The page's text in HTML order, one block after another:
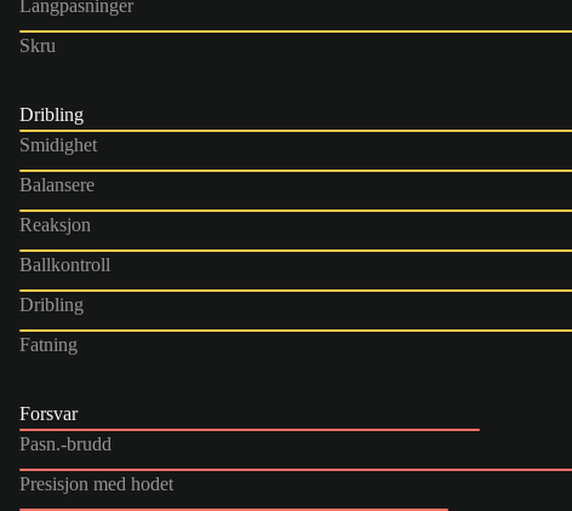
Langpasninger
Skru
Dribling
Smidighet
Balansere
Reaksjon
Ballkontroll
Dribling
Fatning
Forsvar
Pasn.-brudd
Presisjon med hodet